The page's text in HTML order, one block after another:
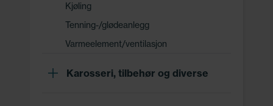
Kjøling
Tenning-/glødeanlegg
Varmeelement/ventilasjon
Karosseri, tilbehør og diverse